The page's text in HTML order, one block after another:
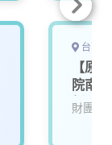
台南
【原
院南
新/
財團法